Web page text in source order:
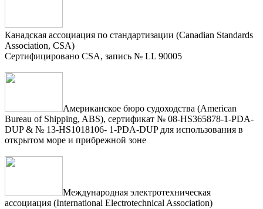
Канадская ассоциация по стандартизации (Canadian Standards
Association, CSA)
Сертифицировано CSA, запись № LL 90005
Американское бюро судоходства (American
Bureau of Shipping, ABS), сертификат № 08-HS365878-1-PDA-
DUP & № 13-HS1018106- 1-PDA-DUP для использования в
открытом море и прибрежной зоне
Международная электротехническая
ассоциация (International Electrotechnical Association)